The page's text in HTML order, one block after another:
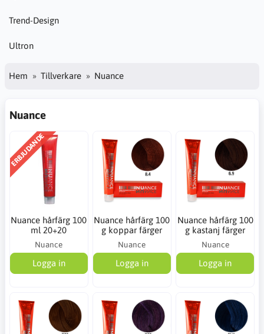
Trend-Design
Ultron
Hem Tillverkare Nuance
Nuance
ERBJUDANDE
Nuance hårfärg 100
ml 20+20
Nuance
Logga in
Nuance hårfärg 100
g koppar färger
Nuance
Logga in
Nuance hårfärg 100
g kastanj färger
Nuance
Logga in